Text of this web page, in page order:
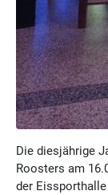
Die diesjährige
Roosters am
der